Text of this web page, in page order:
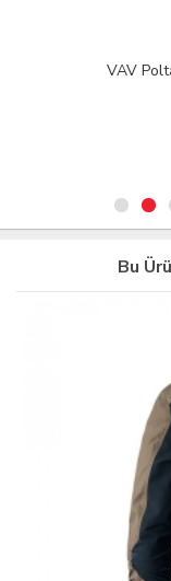
VAV
Bu